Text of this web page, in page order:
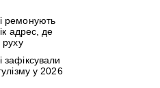
ремонують
адрес, де
зафіксували
у 2026